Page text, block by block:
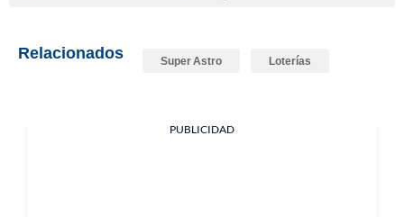
Relacionados Super Astro Loterías
PUBLICIDAD